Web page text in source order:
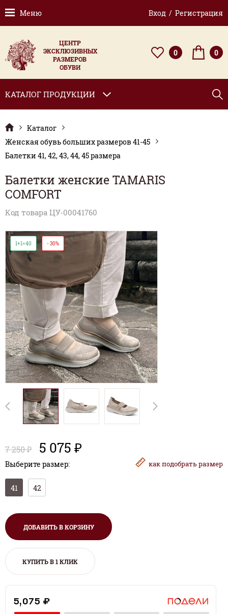
Меню Вход / Регистрация
ЦЕНТР
ЭКСКЛЮЗИВНЫХ
РАЗМЕРОВ
ОБУВИ
0 0
КАТАЛОГ ПРОДУКЦИИ
Каталог
Женская обувь больших размеров 41-45
Балетки 41, 42, 43, 44, 45 размера
Балетки женские TAMARIS
COMFORT
Код товара ЦУ-00041760
1+1=40 - 30%
7 250 ₽ 5 075 ₽
Выберите размер: какподобрать размер
41 42
ДОБАВИТЬ В КОРЗИНУ
КУПИТЬ В 1 КЛИК
5,075 ₽